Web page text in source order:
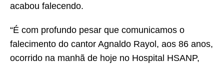
acabou falecendo.
“É com profundo pesar que comunicamos o
falecimento do cantor Agnaldo Rayol, aos 86 anos,
ocorrido na manhã de hoje no Hospital HSANP,